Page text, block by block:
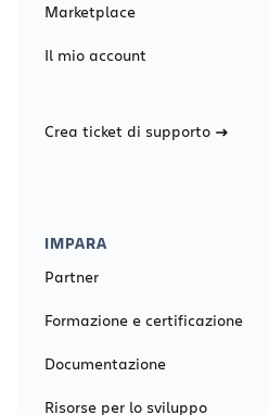
Marketplace
Il mio account
Crea ticket di supporto
IMPARA
Partner
Formazione e certificazione
Documentazione
Risorse per lo sviluppo